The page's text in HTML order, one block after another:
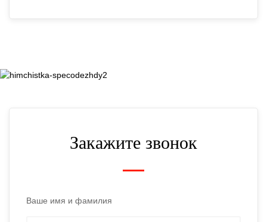
Закажите звонок
Ваше имя и фамилия